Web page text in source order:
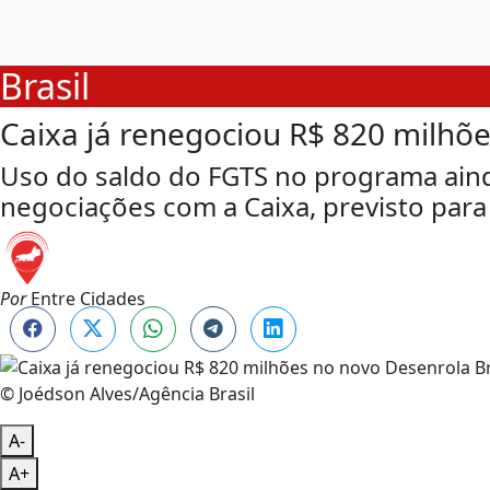
Brasil
Caixa já renegociou R$ 820
Uso do saldo do FGTS no programa
negociações com a Caixa, previsto
PorEntre Cidades
© Joédson Alves/Agência Brasil
A-
A+